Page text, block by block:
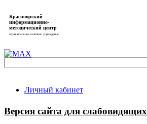
Красноярский
информационно-
методический центр
муниципальное казённое учреждение
Личный кабинет
Версия сайта для слабовидящих